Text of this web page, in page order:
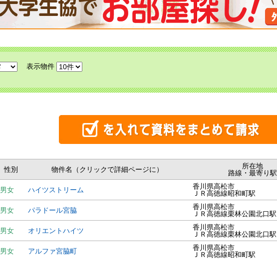
表示物件
性別 物件名（クリックで詳細ページに）
所在地
路線・最寄り駅
男女 ハイツストリーム
香川県高松市
ＪＲ高徳線昭和町駅
男女 パラドール宮脇
香川県高松市
ＪＲ高徳線栗林公園北口駅
男女 オリエントハイツ
香川県高松市
ＪＲ高徳線栗林公園北口駅
男女 アルファ宮脇町
香川県高松市
ＪＲ高徳線昭和町駅